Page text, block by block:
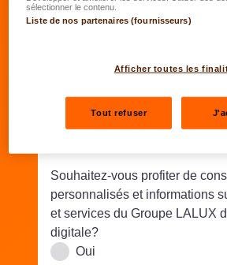
Souhaitez-vous profiter de
personnalisés et informations
et services du Groupe LALUX
digitale?
Oui
sélectionner le contenu.
Liste de nos partenaires (fournisseurs)
Afficher toutes les
Tout refuser